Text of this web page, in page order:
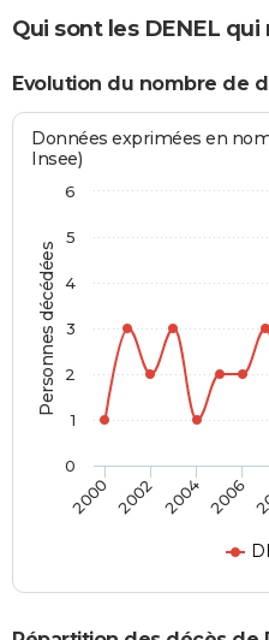
Qui sont les DENEL
Evolution du nombre de
Personnes décédées
Données exprimées en
Insee)
2000 2002 2004 2006
0
1
2
3
4
5
6